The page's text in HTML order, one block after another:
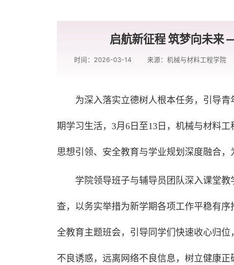
启航新征程 筑梦向未来
时间：2026-03-14 来源：机械与材料工程学院
为深入落实立德树人根本任务，引导
期学习生活，3月6日至13日，机械与材料
思想引领、安全教育与学业规划深度融合，
学院领导班子与辅导员团队深入课堂
查，以务实举措为新学期各项工作平稳有
全教育主题班会，引导同学们快速收心归
不良诱惑，远离网络不良信息，树立健康